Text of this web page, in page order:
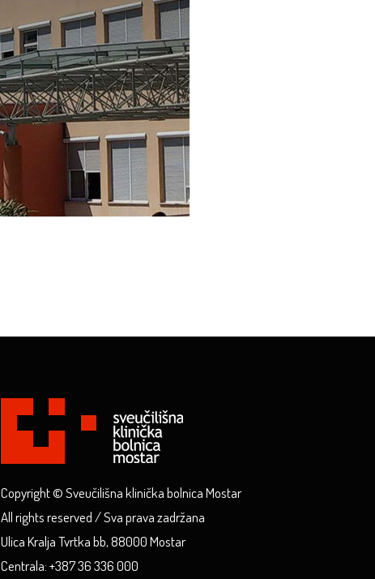
Copyright © Sveučilišna klinička bolnica Mostar
All rights reserved / Sva prava zadržana
Ulica Kralja Tvrtka bb, 88000 Mostar
Centrala: +387 36 336 000